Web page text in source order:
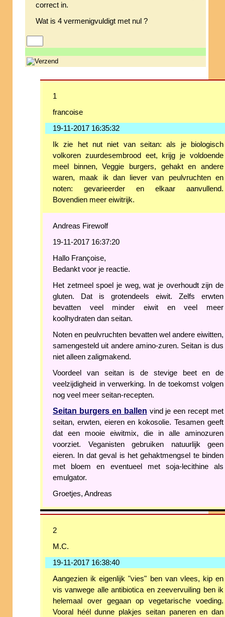
correct in.
Wat is 4 vermenigvuldigt met nul ?
1
francoise
19-11-2017 16:35:32
Ik zie het nut niet van seitan: als je biologisch
volkoren zuurdesembrood eet, krijg je voldoende
meel binnen, Veggie burgers, gehakt en andere
waren, maak ik dan liever van peulvruchten en
noten: gevarieerder en elkaar aanvullend.
Bovendien meer eiwitrijk.
Andreas Firewolf
19-11-2017 16:37:20
Hallo Françoise,
Bedankt voor je reactie.
Het zetmeel spoel je weg, wat je overhoudt zijn de
gluten. Dat is grotendeels eiwit. Zelfs erwten
bevatten veel minder eiwit en veel meer
koolhydraten dan seitan.
Noten en peulvruchten bevatten wel andere eiwitten,
samengesteld uit andere amino-zuren. Seitan is dus
niet alleen zaligmakend.
Voordeel van seitan is de stevige beet en de
veelzijdigheid in verwerking. In de toekomst volgen
nog veel meer seitan-recepten.
Seitan burgers en ballen vind je een recept met
seitan, erwten, eieren en kokosolie. Tesamen geeft
dat een mooie eiwitmix, die in alle aminozuren
voorziet. Veganisten gebruiken natuurlijk geen
eieren. In dat geval is het gehaktmengsel te binden
met bloem en eventueel met soja-lecithine als
emulgator.
Groetjes, Andreas
2
M.C.
19-11-2017 16:38:40
Aangezien ik eigenlijk "vies" ben van vlees, kip en
vis vanwege alle antibiotica en zeevervuiling ben ik
helemaal over gegaan op vegetarische voeding.
Vooral héél dunne plakjes seitan paneren en dan